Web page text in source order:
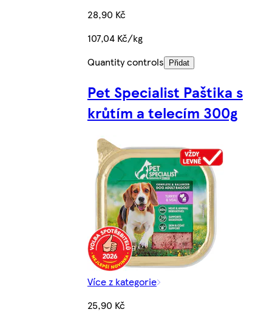
28,90 Kč
107,04 Kč/kg
Quantity controls
Přidat
Pet Specialist Paštika s
krůtím a telecím 300g
Více z kategorie
25,90 Kč